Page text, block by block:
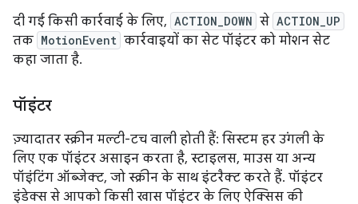
दी गई किसी कार्रवाई के लिए, ACTION_DOWN से ACTION_UP
तक MotionEvent कार्रवाइयों का सेट पॉइंटर को मोशन सेट
कहा जाता है.
पॉइंटर
ज़्यादातर स्क्रीन मल्टी-टच वाली होती हैं: सिस्टम हर उंगली के
लिए एक पॉइंटर असाइन करता है, स्टाइलस, माउस या अन्य
पॉइंटिंग ऑब्जेक्ट, जो स्क्रीन के साथ इंटरैक्ट करते हैं. पॉइंटर
इंडेक्स से आपको किसी खास पॉइंटर के लिए ऐक्सिस की